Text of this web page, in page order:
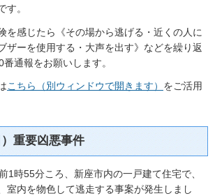
す。
を感じたら《その場から逃げる・近くの人に
ザーを使用する・大声を出す》などを繰り返
通報をお願いします。
こちら（別ウィンドウで開きます） をご活用
重要凶悪事件
1時55分ころ、新座市内の一戸建て住宅で、
室内を物色して逃走する事案が発生しまし